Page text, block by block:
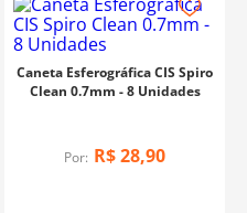
Caneta Esferográfica CIS Spiro
Clean 0.7mm - 8 Unidades
Por: R$28,90